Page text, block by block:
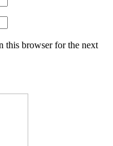
this browser for the next